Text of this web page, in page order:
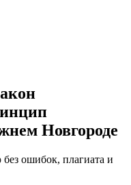
Новгороде
ошибок, плагиата и